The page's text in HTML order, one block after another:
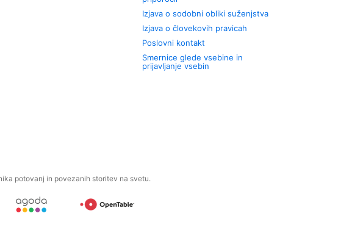
Izjava o sodobni obliki suženjstva
Izjava o človekovih pravicah
Poslovni kontakt
Smernice glede vsebine in
prijavljanje vsebin
potovanj in povezanih storitev na svetu.